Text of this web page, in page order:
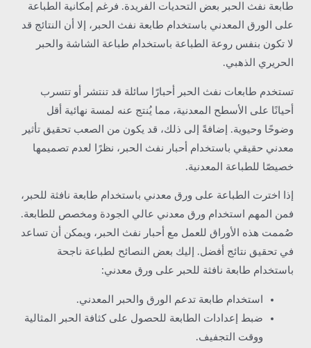
طابعة نفث الحبر بعض التحديات الفريدة. فرغم إمكانية الطباعة
على الورق المعدني باستخدام طابعة نفث الحبر، إلا أن النتائج قد
لا تكون بنفس روعة الطباعة باستخدام طباعة الشاشة والحبر
الحريري الذهبي.
تستخدم طابعات نفث الحبر أحبارًا سائلة قد تنتشر أو تتسرب
أحيانًا على الأسطح المعدنية، مما يُنتج عنه لمسة نهائية أقل
وضوحًا وحيوية. إضافةً إلى ذلك، قد يكون من الصعب تحقيق تأثير
معدني حقيقي باستخدام أحبار نفث الحبر، نظرًا لعدم تصميمها
خصيصًا للطباعة المعدنية.
إذا اخترت الطباعة على ورق معدني باستخدام طابعة نافثة للحبر،
فمن المهم استخدام ورق معدني عالي الجودة ومخصص للطابعة.
صُممت هذه الأوراق للعمل مع أحبار نفث الحبر، ويمكن أن تساعد
في تحقيق نتائج أفضل. إليك بعض النصائح لطباعة ناجحة
باستخدام طابعة نافثة للحبر على ورق معدني:
استخدام طابعة تدعم الورق والحبر المعدني.
ضبط إعدادات الطابعة للحصول على كثافة الحبر المثالية
ووقت التجفيف.